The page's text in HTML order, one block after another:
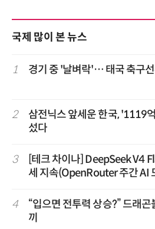
국제 많이 본 뉴스
1 경기 중 '날벼락'… 태국 축구
2
삼전닉스 앞세운 한국, '1119
섰다
3
[테크 차이나] DeepSeek V4
세 지속(OpenRouter 주간 AI
4
“입으면 전투력 상승?” 드래
끼